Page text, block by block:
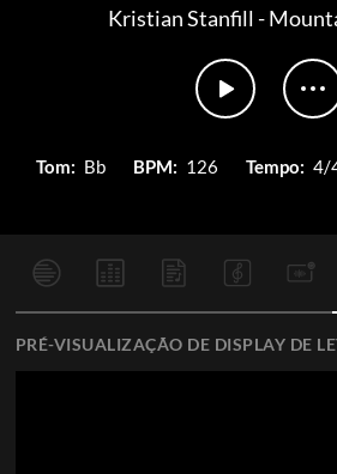
Kristian Stanfill-
Tom: Bb BPM: 126 Tempo: 4/
PRÉ-VISUALIZAÇÃO DE DISPLAY DE